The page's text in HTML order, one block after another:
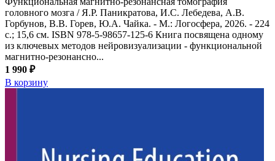
головного мозга / Я.Р. Паникратова, И.С. Лебедева, А.В.
Горбунов, В.В. Горев, Ю.А. Чайка. - М.: Логосфера, 2026. - 224
с.; 15,6 см. ISBN 978-5-98657-125-6 Книга посвящена одному
из ключевых методов нейровизуализации - функциональной
магнитно-резонансно...
1 990 ₽
В корзину